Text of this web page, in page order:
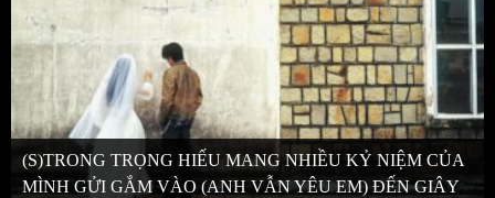
(S)TRONG TRỌNG HIẾU MANG NHIỀU KỶ NIỆM CỦA
MÌNH GỬI GẮM VÀO (ANH VẪN YÊU EM) ĐẾN GIÂY